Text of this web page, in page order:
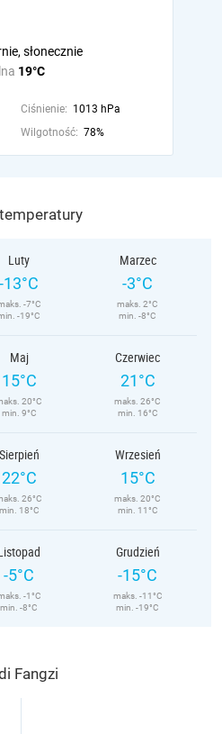
19°C
słonecznie
Ciśnienie: 1013 hPa
Wilgotność: 78%
Luty
-13°C
-7°C
-19°C
Marzec
-3°C
maks. 2°C
min. -8°C
Maj
15°C
20°C
min. 9°C
Czerwiec
21°C
maks. 26°C
min. 16°C
Sierpień
22°C
26°C
min. 18°C
Wrzesień
15°C
maks. 20°C
min. 11°C
-5°C
-1°C
min. -8°C
Grudzień
-15°C
maks. -11°C
min. -19°C
Fangzi